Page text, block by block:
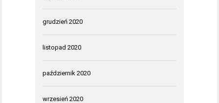
grudzień 2020
listopad 2020
październik 2020
wrzesień 2020